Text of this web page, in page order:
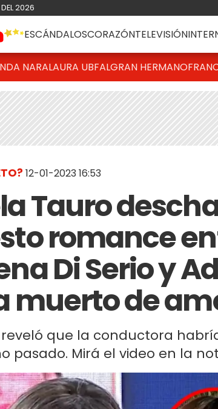
2026
ESCÁNDALOSCORAZÓNTELEVISIÓN
NARALAURA UBFALGRAN HERMANO
12-01-2023 16:53
Tauro
romance
Di Serio y
muerto de
reveló que la conductora
pasado. Mirá el video en la